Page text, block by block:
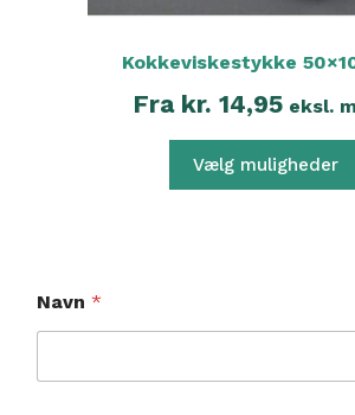
Kokkeviskestykke
Fra kr. 14,95 eksl.
Vælg muligheder
Navn *